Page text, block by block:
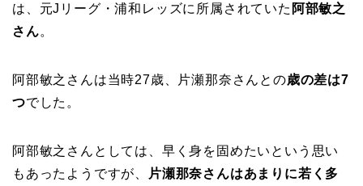
は、元Jリーグ・浦和レッズに所属されていた 阿部敏之
さん。
阿部敏之さんは当時27歳、片瀬那奈さんとの歳の差は7
つでした。
阿部敏之さんとしては、早く身を固めたいという思い
もあったようですが、
片瀬那奈さんはあまりに若く多